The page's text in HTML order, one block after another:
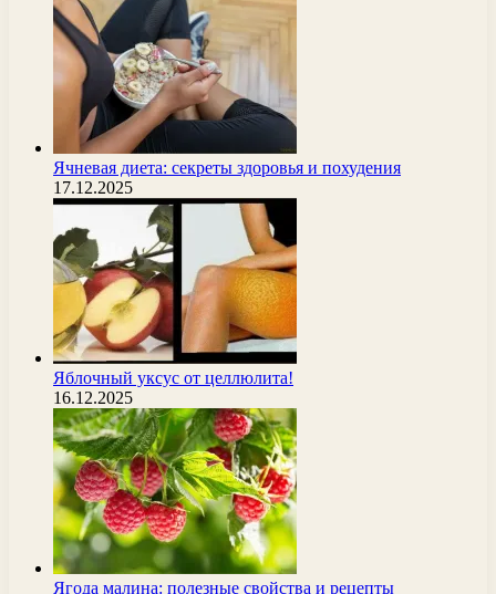
Ячневая диета: секреты здоровья и похудения
17.12.2025
Яблочный уксус от целлюлита!
16.12.2025
Ягода малина: полезные свойства и рецепты